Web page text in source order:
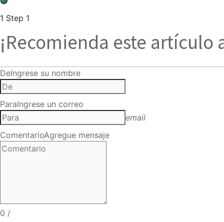
1 Step 1
¡Recomienda este artículo
DeIngrese su nombre
ParaIngrese un correo
email
ComentarioAgregue mensaje
0 /